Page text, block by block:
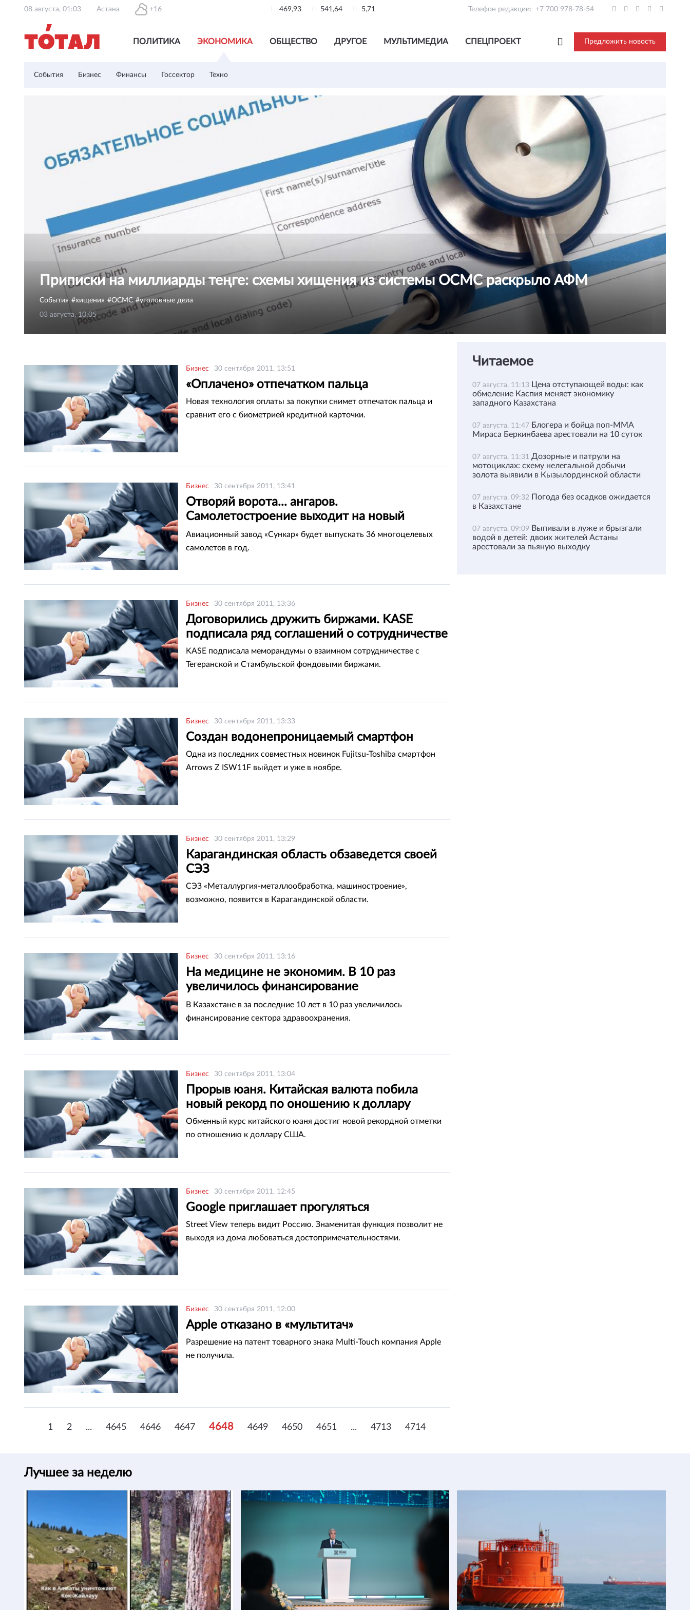
08 августа, 01:03 Астана +16 469,93 541,64 5,71 Телефон редакции: +7 700 978-78-54
ПОЛИТИКА ЭКОНОМИКА ОБЩЕСТВО ДРУГОЕ МУЛЬТИМЕДИА СПЕЦПРОЕКТ Предложить новость
События Бизнес Финансы Госсектор Техно
Приписки на миллиарды теңге: схемы хищения из системы ОСМС раскрыло АФМ
События хищения ОСМС
уголовные дела
03 августа, 10:05
Бизнес 30 сентября 2011, 13:51
«Оплачено» отпечатком пальца
Новая технология оплаты за покупки снимет отпечаток пальца и
сравнит его с биометрией кредитной карточки.
Бизнес 30 сентября 2011, 13:41
Отворяй ворота... ангаров.
Самолетостроение выходит на новый
уровень
Авиационный завод «Сункар» будет выпускать 36 многоцелевых
самолетов в год.
Бизнес 30 сентября 2011, 13:36
Договорились дружить биржами. KASE
подписала ряд соглашений о сотрудничестве
KASE подписала меморандумы о взаимном сотрудничестве с
Тегеранской и Стамбульской фондовыми биржами.
Бизнес 30 сентября 2011, 13:33
Создан водонепроницаемый смартфон
Одна из последних совместных новинок Fujitsu-Toshiba смартфон
Arrows Z ISW11F выйдет и уже в ноябре.
Бизнес 30 сентября 2011, 13:29
Карагандинская область обзаведется своей
СЭЗ
СЭЗ «Металлургия-металлообработка, машиностроение»,
возможно, появится в Карагандинской области.
Бизнес 30 сентября 2011, 13:16
На медицине не экономим. В 10 раз
увеличилось финансирование
здравоохранения
В Казахстане в за последние 10 лет в 10 раз увеличилось
финансирование сектора здравоохранения.
Бизнес 30 сентября 2011, 13:04
Прорыв юаня. Китайская валюта побила
новый рекорд по оношению к доллару
Обменный курс китайского юаня достиг новой рекордной отметки
по отношению к доллару США.
Бизнес 30 сентября 2011, 12:45
Google приглашает прогуляться
Street View теперь видит Россию. Знаменитая функция позволит не
выходя из дома любоваться достопримечательностями.
Бизнес 30 сентября 2011, 12:00
Apple отказано в «мультитач»
Разрешение на патент товарного знака Multi-Touch компания Apple
не получила.
1 2 ... 4645 4646 4647 4648 4649 4650 4651 ... 4713 4714
Читаемое
07 августа, 11:13 Цена отступающей воды: как
обмеление Каспия меняет экономику
западного Казахстана
07 августа, 11:47 Блогера и бойца поп-ММА
Мираса Беркинбаева арестовали на 10 суток
07 августа, 11:31 Дозорные и патрули на
мотоциклах: схему нелегальной добычи
золота выявили в Кызылординской области
07 августа, 09:32 Погода без осадков ожидается
в Казахстане
07 августа, 09:09 Выпивали в луже и брызгали
водой в детей: двоих жителей Астаны
арестовали за пьяную выходку
Лучшее за неделю